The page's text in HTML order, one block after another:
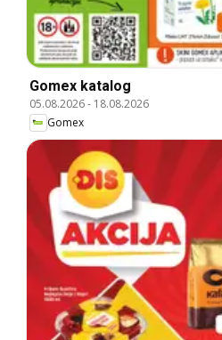
Gomex katalog
05.08.2026- 18.08.2026
Gomex